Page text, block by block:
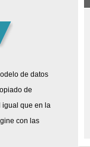
de datos
de
igual que en la
con las